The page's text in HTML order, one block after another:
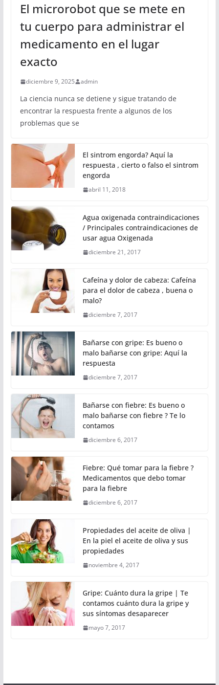
El microrobot que se mete en
tu cuerpo para administrar el
medicamento en el lugar
exacto
diciembre 9, 2025 admin
La ciencia nunca se detiene y sigue tratando de
encontrar la respuesta frente a algunos de los
problemas que se
El sintrom engorda? Aquí la
respuesta , cierto o falso el sintrom
engorda
abril 11, 2018
Agua oxigenada contraindicaciones
/ Principales contraindicaciones de
usar agua Oxigenada
diciembre 21, 2017
Cafeína y dolor de cabeza: Cafeína
para el dolor de cabeza , buena o
malo?
diciembre 7, 2017
Bañarse con gripe: Es bueno o
malo bañarse con gripe: Aquí la
respuesta
diciembre 7, 2017
Bañarse con fiebre: Es bueno o
malo bañarse con fiebre ? Te lo
contamos
diciembre 6, 2017
Fiebre: Qué tomar para la fiebre ?
Medicamentos que debo tomar
para la fiebre
diciembre 6, 2017
Propiedades del aceite de oliva |
En la piel el aceite de oliva y sus
propiedades
noviembre 4, 2017
Gripe: Cuánto dura la gripe | Te
contamos cuánto dura la gripe y
sus síntomas desaparecer
mayo 7, 2017